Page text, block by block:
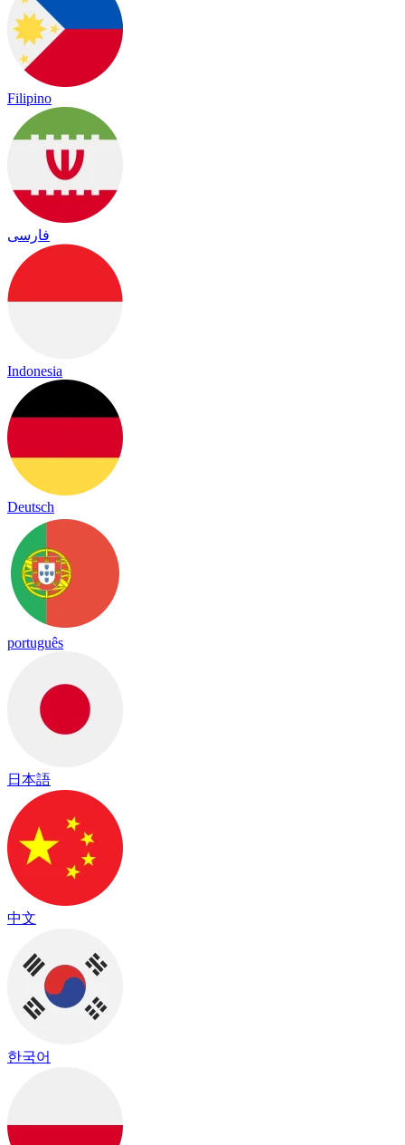
Filipino
فارسی
Indonesia
Deutsch
português
日本語
中文
한국어